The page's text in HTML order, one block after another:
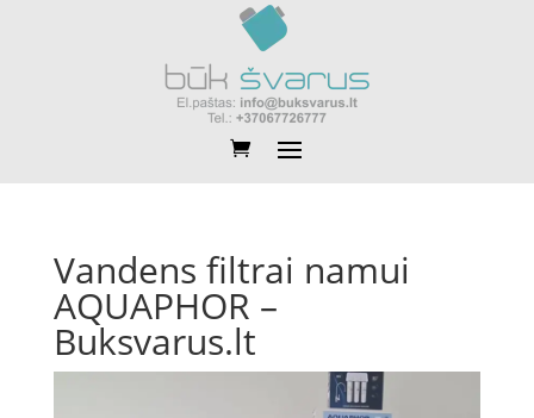
Vandens filtrai namui
AQUAPHOR –
Buksvarus.lt